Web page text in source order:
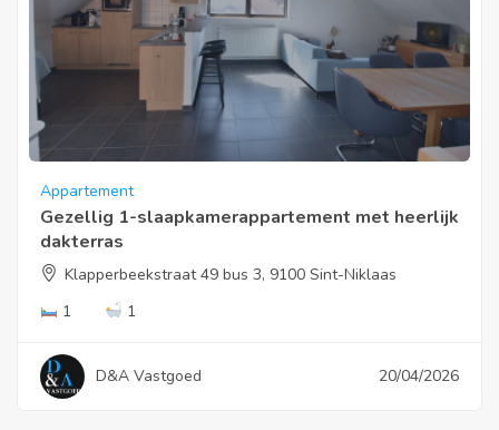
Appartement
Gezellig 1-slaapkamerappartement met heerlijk
dakterras
Klapperbeekstraat 49 bus 3, 9100 Sint-Niklaas
1
1
D&A Vastgoed 20/04/2026